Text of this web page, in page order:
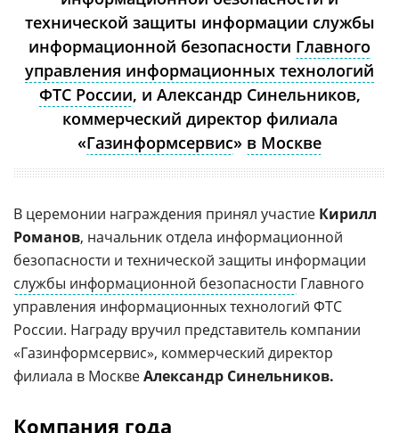
технической защиты информации службы
информационной безопасности Главного
управления информационных технологий
ФТС России, и Александр Синельников,
коммерческий директор филиала
«Газинформсервис» в Москве
В церемонии награждения принял участие Кирилл
Романов, начальник отдела информационной
безопасности и технической защиты информации
службы информационной безопасности Главного
управления информационных технологий ФТС
России. Награду вручил представитель компании
«Газинформсервис», коммерческий директор
филиала в МосквеАлександр Синельников.
Компания года